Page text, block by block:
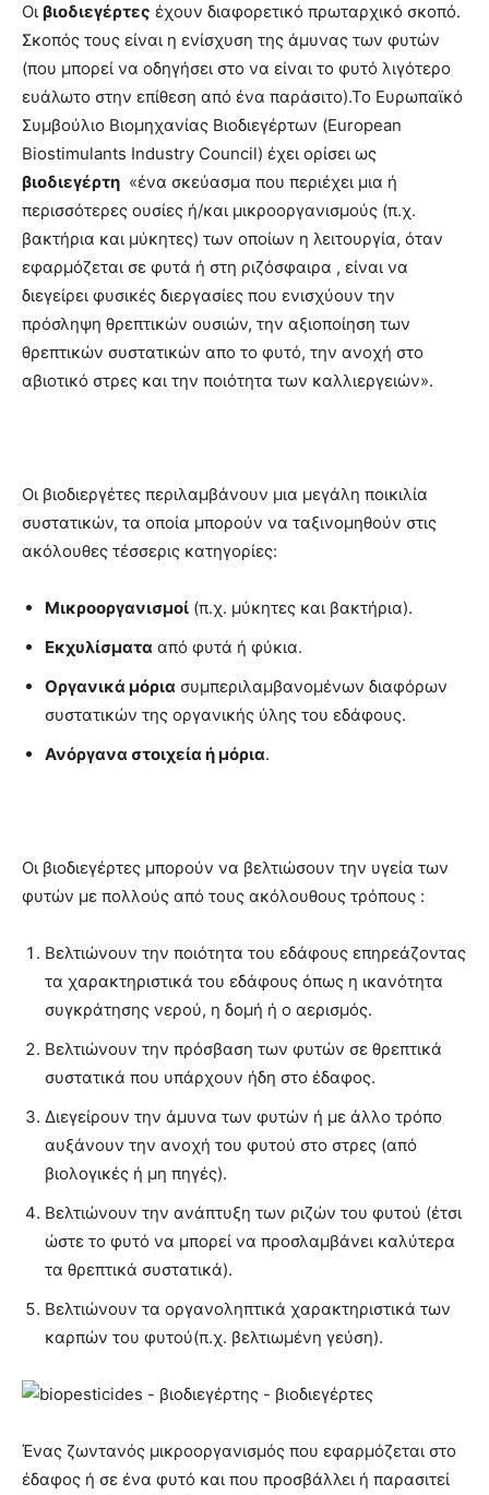
Οι βιοδιεγέρτες έχουν διαφορετικό πρωταρχικό σκοπό.
Σκοπός τους είναι η ενίσχυση της άμυνας των φυτών
(που μπορεί να οδηγήσει στο να είναι το φυτό λιγότερο
ευάλωτο στην επίθεση από ένα παράσιτο).Το Ευρωπαϊκό
Συμβούλιο Βιομηχανίας Βιοδιεγέρτων (European
Biostimulants Industry Council) έχει ορίσει ως
βιοδιεγέρτη «ένα σκεύασμα που περιέχει μια ή
περισσότερες ουσίες ή/και μικροοργανισμούς (π.χ.
βακτήρια και μύκητες) των οποίων η λειτουργία, όταν
εφαρμόζεται σε φυτά ή στη ριζόσφαιρα , είναι να
διεγείρει φυσικές διεργασίες που ενισχύουν την
πρόσληψη θρεπτικών ουσιών, την αξιοποίηση των
θρεπτικών συστατικών απο το φυτό, την ανοχή στο
αβιοτικό στρες και την ποιότητα των καλλιεργειών».
Οι βιοδιεργέτες περιλαμβάνουν μια μεγάλη ποικιλία
συστατικών, τα οποία μπορούν να ταξινομηθούν στις
ακόλουθες τέσσερις κατηγορίες:
Μικροοργανισμοί (π.χ. μύκητες και βακτήρια).
Εκχυλίσματα από φυτά ή φύκια.
Οργανικά μόρια συμπεριλαμβανομένων διαφόρων
συστατικών της οργανικής ύλης του εδάφους.
Ανόργανα στοιχεία ή μόρια.
Οι βιοδιεγέρτες μπορούν να βελτιώσουν την υγεία των
φυτών με πολλούς από τους ακόλουθους τρόπους :
Βελτιώνουν την ποιότητα του εδάφους επηρεάζοντας
τα χαρακτηριστικά του εδάφους όπως η ικανότητα
συγκράτησης νερού, η δομή ή ο αερισμός.
Βελτιώνουν την πρόσβαση των φυτών σε θρεπτικά
συστατικά που υπάρχουν ήδη στο έδαφος.
Διεγείρουν την άμυνα των φυτών ή με άλλο τρόπο
αυξάνουν την ανοχή του φυτού στο στρες (από
βιολογικές ή μη πηγές).
Βελτιώνουν την ανάπτυξη των ριζών του φυτού (έτσι
ώστε το φυτό να μπορεί να προσλαμβάνει καλύτερα
τα θρεπτικά συστατικά).
Βελτιώνουν τα οργανοληπτικά χαρακτηριστικά των
καρπών του φυτού(π.χ. βελτιωμένη γεύση).
Ένας ζωντανός μικροοργανισμός που εφαρμόζεται στο
έδαφος ή σε ένα φυτό και που προσβάλλει ή παρασιτεί